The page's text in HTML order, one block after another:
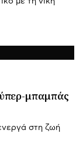
μπαμπάς
στη ζωή